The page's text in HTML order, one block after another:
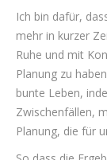
Ich bin dafür,
mehr in kurzer
Ruhe und mit
Planung zu
bunte Leben,
Zwischenfällen,
Planung, die für